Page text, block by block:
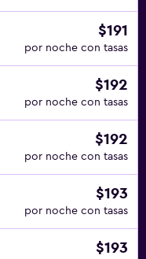
$191
por noche con tasas
$192
por noche con tasas
$192
por noche con tasas
$193
por noche con tasas
$193